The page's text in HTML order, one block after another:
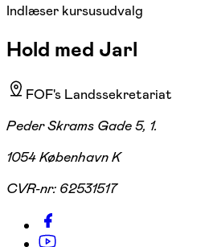
Indlæser kursusudvalg
Hold med Jarl
FOF's Landssekretariat
Peder Skrams Gade 5, 1.
1054 København K
CVR-nr: 62531517